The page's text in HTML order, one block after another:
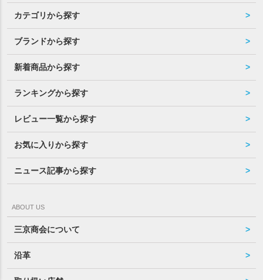
カテゴリから探す
ブランドから探す
新着商品から探す
ランキングから探す
レビュー一覧から探す
お気に入りから探す
ニュース記事から探す
ABOUT US
三京商会について
沿革